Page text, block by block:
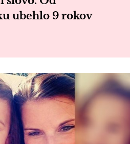
ubehlo 9 rokov